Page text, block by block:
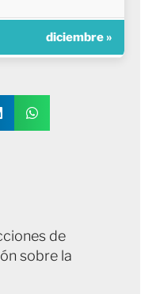
diciembre »
de
sobre la